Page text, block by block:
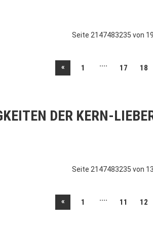
Seite 2147483235 von 19.
« 1 .... 17 18
DER KERN-
Seite 2147483235 von 13.
« 1 .... 11 12